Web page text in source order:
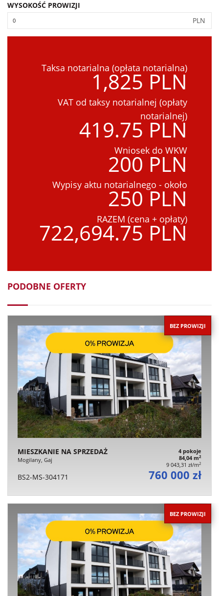
WYSOKOŚĆ PROWIZJI
PLN
Taksa notarialna (opłata notarialna)
1,825 PLN
VAT od taksy notarialnej (opłaty
notarialnej)
419.75 PLN
Wniosek do WKW
200 PLN
Wypisy aktu notarialnego - około
250 PLN
RAZEM (cena + opłaty)
722,694.75 PLN
PODOBNE OFERTY
BEZ PROWIZJI
MIESZKANIE NA SPRZEDAŻ
Mogilany, Gaj
4 pokoje
84,04 m2
9 043,31 zł/m2
BS2-MS-304171 760 000 zł
BEZ PROWIZJI